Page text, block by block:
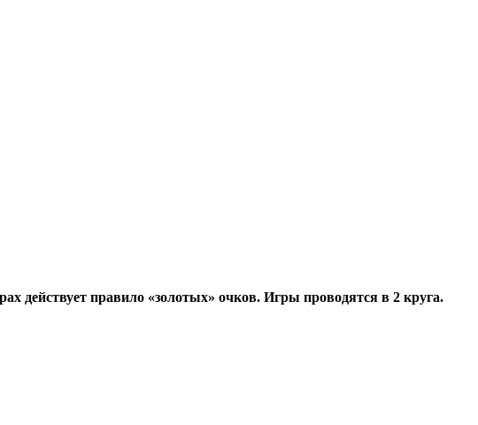
действует правило «золотых» очков. Игры проводятся в 2 круга.